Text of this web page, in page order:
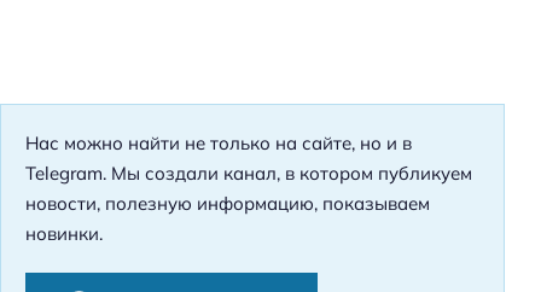
Нас можно найти не только на сайте, но и в
Telegram. Мы создали канал, в котором публикуем
новости, полезную информацию, показываем
новинки.